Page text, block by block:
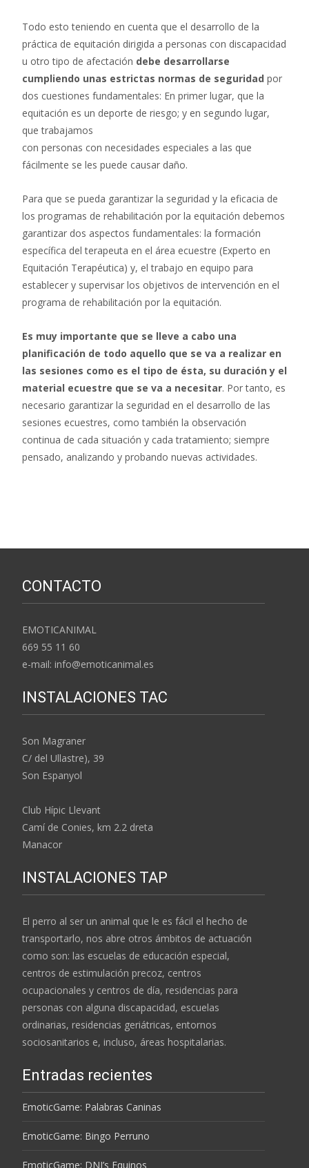
Todo esto teniendo en cuenta que el desarrollo de la
práctica de equitación dirigida a personas con discapacidad
u otro tipo de afectación debe desarrollarse
cumpliendo unas estrictas normas de seguridad por
dos cuestiones fundamentales: En primer lugar, que la
equitación es un deporte de riesgo; y en segundo lugar,
que trabajamos
con personas con necesidades especiales a las que
fácilmente se les puede causar daño.
Para que se pueda garantizar la seguridad y la eficacia de
los programas de rehabilitación por la equitación debemos
garantizar dos aspectos fundamentales: la formación
específica del terapeuta en el área ecuestre (Experto en
Equitación Terapéutica) y, el trabajo en equipo para
establecer y supervisar los objetivos de intervención en el
programa de rehabilitación por la equitación.
Es muy importante que se lleve a cabo una
planificación de todo aquello que se va a realizar en
las sesiones como es el tipo de ésta, su duración y el
material ecuestre que se va a necesitar. Por tanto, es
necesario garantizar la seguridad en el desarrollo de las
sesiones ecuestres, como también la observación
continua de cada situación y cada tratamiento; siempre
pensado, analizando y probando nuevas actividades.
CONTACTO
EMOTICANIMAL
669 55 11 60
e-mail: info@emoticanimal.es
INSTALACIONES TAC
Son Magraner
C/ del Ullastre), 39
Son Espanyol
Club Hípic Llevant
Camí de Conies, km 2.2 dreta
Manacor
INSTALACIONES TAP
El perro al ser un animal que le es fácil el hecho de
transportarlo, nos abre otros ámbitos de actuación
como son: las escuelas de educación especial,
centros de estimulación precoz, centros
ocupacionales y centros de día, residencias para
personas con alguna discapacidad, escuelas
ordinarias, residencias geriátricas, entornos
sociosanitarios e, incluso, áreas hospitalarias.
Entradas recientes
EmoticGame: Palabras Caninas
EmoticGame: Bingo Perruno
EmoticGame: DNI’s Equinos